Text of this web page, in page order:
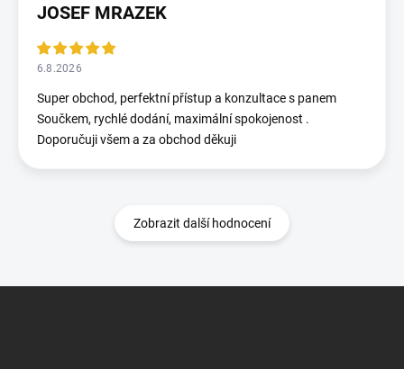
JOSEF MRAZEK
6.8.2026
Super obchod, perfektní přístup a konzultace s panem
Součkem, rychlé dodání, maximální spokojenost .
Doporučuji všem a za obchod děkuji
Zobrazit další hodnocení